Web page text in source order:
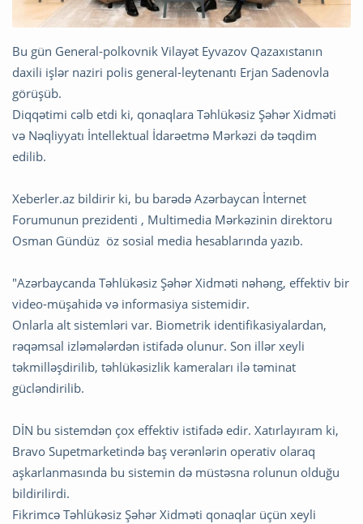
Bu gün General-polkovnik Vilayət Eyvazov Qazaxıstanın
daxili işlər naziri polis general-leytenantı Erjan Sadenovla
görüşüb.
Diqqətimi cəlb etdi ki, qonaqlara Təhlükəsiz Şəhər Xidməti
və Nəqliyyatı İntellektual İdarəetmə Mərkəzi də təqdim
edilib.
Xeberler.az bildirir ki, bu barədə Azərbaycan İnternet
Forumunun prezidenti , Multimedia Mərkəzinin direktoru
Osman Gündüz öz sosial media hesablarında yazıb.
"Azərbaycanda Təhlükəsiz Şəhər Xidməti nəhəng, effektiv bir
video-müşahidə və informasiya sistemidir.
Onlarla alt sistemləri var. Biometrik identifikasiyalardan,
rəqəmsal izləmələrdən istifadə olunur. Son illər xeyli
təkmilləşdirilib, təhlükəsizlik kameraları ilə təminat
gücləndirilib.
DİN bu sistemdən çox effektiv istifadə edir. Xatırlayıram ki,
Bravo Supetmarketində baş verənlərin operativ olaraq
aşkarlanmasında bu sistemin də müstəsna rolunun olduğu
bildirilirdi.
Fikrimcə Təhlükəsiz Şəhər Xidməti qonaqlar üçün xeyli